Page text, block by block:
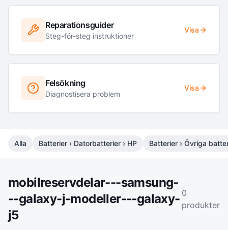
Reparationsguider
Steg-för-steg instruktioner
Visa
Felsökning
Diagnostisera problem
Visa
Alla Batterier › Datorbatterier › HP Batterier › Övriga
mobilreservdelar---samsung-
--galaxy-j-modeller---galaxy-
j5
0
produkter